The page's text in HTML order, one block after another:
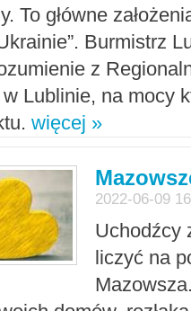
To główne
Burmistrz
z
Lublinie, na mocy
więcej »
2022-06-09
Uchodźcy
liczyć na